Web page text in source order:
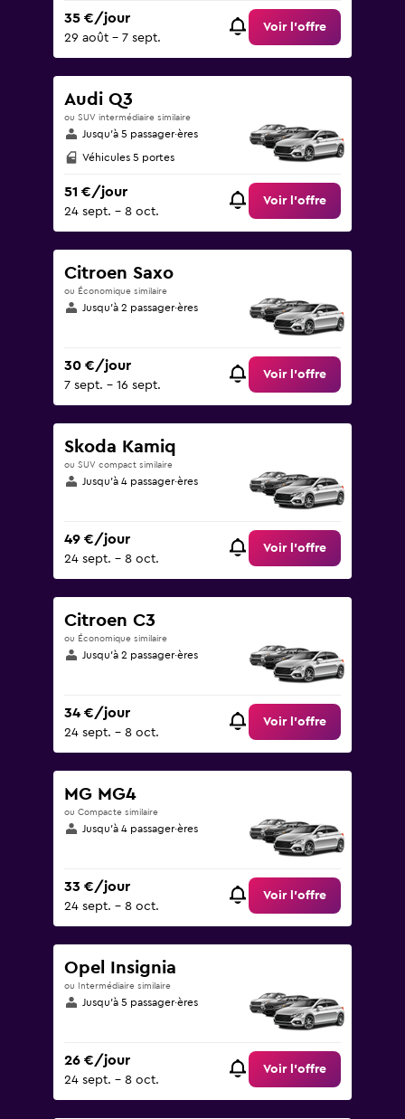
35 €/jour
29 août - 7 sept.
Voir l’offre
Audi Q3
ou SUV intermédiaire similaire
Jusqu’à 5 passager·ères
Véhicules 5 portes
51 €/jour
24 sept. - 8 oct.
Voir l’offre
Citroen Saxo
ou Économique similaire
Jusqu’à 2 passager·ères
30 €/jour
7 sept. - 16 sept.
Voir l’offre
Skoda Kamiq
ou SUV compact similaire
Jusqu’à 4 passager·ères
49 €/jour
24 sept. - 8 oct.
Voir l’offre
Citroen C3
ou Économique similaire
Jusqu’à 2 passager·ères
34 €/jour
24 sept. - 8 oct.
Voir l’offre
MG MG4
ou Compacte similaire
Jusqu’à 4 passager·ères
33 €/jour
24 sept. - 8 oct.
Voir l’offre
Opel Insignia
ou Intermédiaire similaire
Jusqu’à 5 passager·ères
26 €/jour
24 sept. - 8 oct.
Voir l’offre